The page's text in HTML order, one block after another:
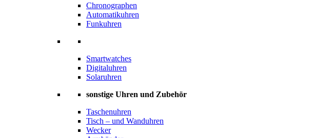
Chronographen
Automatikuhren
Funkuhren
Smartwatches
Digitaluhren
Solaruhren
sonstige Uhren und Zubehör
Taschenuhren
Tisch – und Wanduhren
Wecker